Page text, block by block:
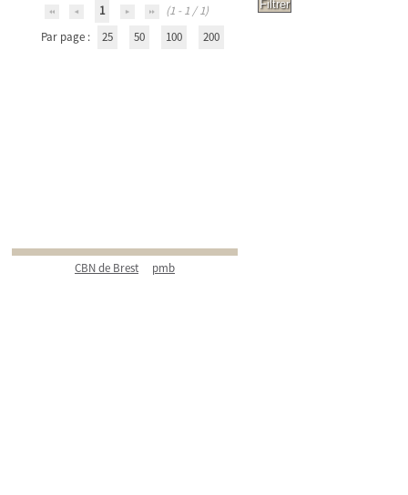
1
(1 - 1 / 1)
Par page :
25 50 100 200
CBN de Brest pmb